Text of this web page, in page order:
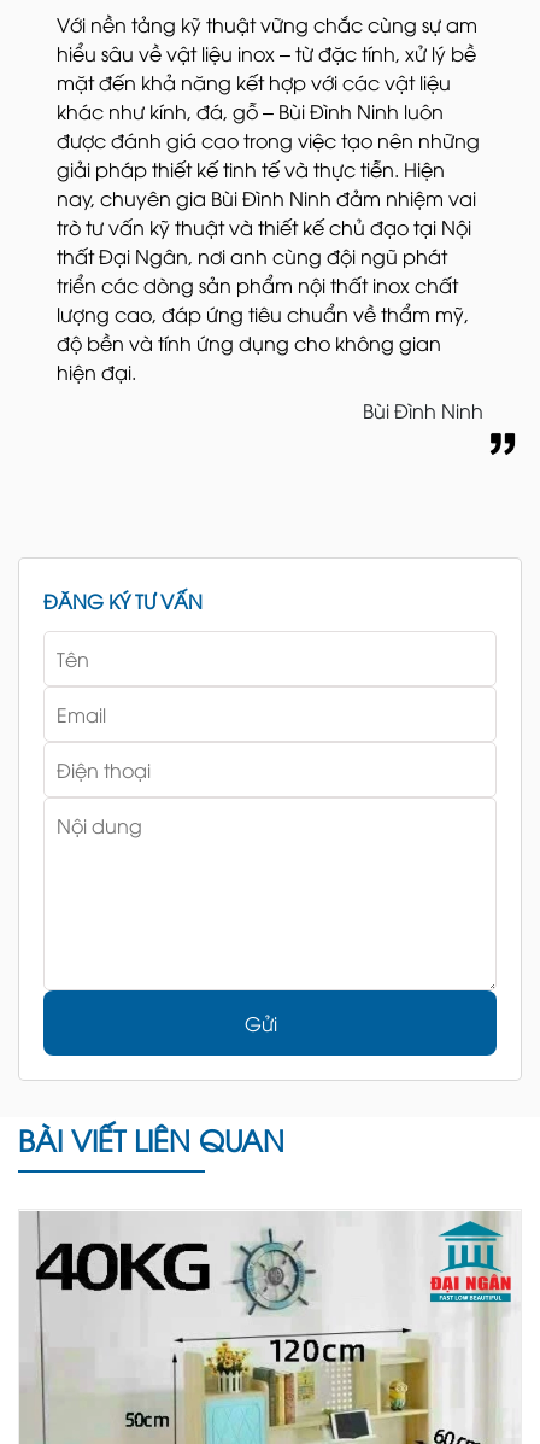
Với nền tảng kỹ thuật vững chắc cùng sự am
hiểu sâu về vật liệu inox – từ đặc tính, xử lý bề
mặt đến khả năng kết hợp với các vật liệu
khác như kính, đá, gỗ – Bùi Đình Ninh luôn
được đánh giá cao trong việc tạo nên những
giải pháp thiết kế tinh tế và thực tiễn. Hiện
nay, chuyên gia Bùi Đình Ninh đảm nhiệm vai
trò tư vấn kỹ thuật và thiết kế chủ đạo tại Nội
thất Đại Ngân, nơi anh cùng đội ngũ phát
triển các dòng sản phẩm nội thất inox chất
lượng cao, đáp ứng tiêu chuẩn về thẩm mỹ,
độ bền và tính ứng dụng cho không gian
hiện đại.
Bùi Đình Ninh
ĐĂNG KÝ TƯ VẤN
Gửi
BÀI VIẾT LIÊN QUAN